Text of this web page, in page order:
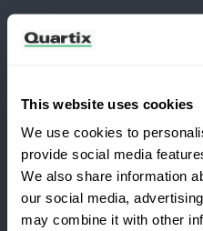
This website uses cookies
We use cookies to
provide social media
We also share information
our social media,
may combine it with other
Newsletter
cas de Quartix
Vous passez à